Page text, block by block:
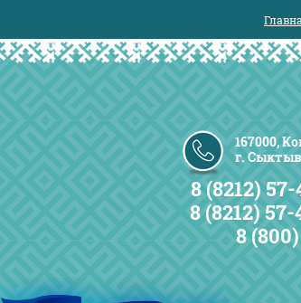
167000,
г.
8 (8212)
8 (8212)
8